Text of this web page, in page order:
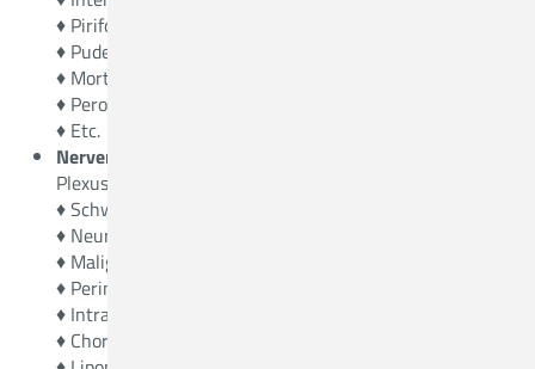
♦ Piriformis-Syndrom (Pelvic Outlet Syndrome)
♦ Pudendusneuralgie
♦ Morton-Metatarsalgie
♦ Peronaeuskompressionssyndrom
♦ Etc.
Nerventumoren
Plexus brachialis und Plexus lumbosacralis:
♦ Schwanome
♦ Neurofibrome
♦ Maligne Nervenscheidentumoren MPNST
♦ Perineuriome
♦ Intraneurale Ganglienzysten
♦ Choristome